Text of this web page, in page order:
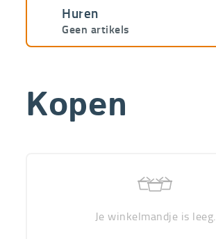
Huren
Geen artikels
Kopen
Je winkelmandje is leeg.